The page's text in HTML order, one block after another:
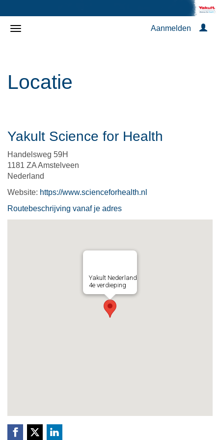
Aanmelden
Locatie
Yakult Science for Health
Handelsweg 59H
1181 ZA Amstelveen
Nederland
Website: https://www.scienceforhealth.nl
Routebeschrijving vanaf je adres
Yakult Nederland
4e verdieping